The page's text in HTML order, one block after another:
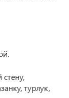
турлук,